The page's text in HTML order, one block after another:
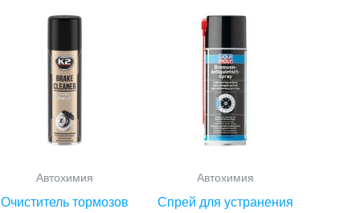
Автохимия
Очиститель тормозов
Автохимия
Спрей для устранения